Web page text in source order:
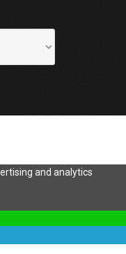
and analytics